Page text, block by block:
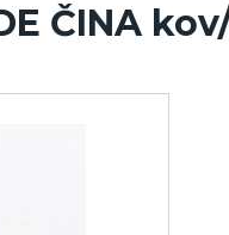
ČINA